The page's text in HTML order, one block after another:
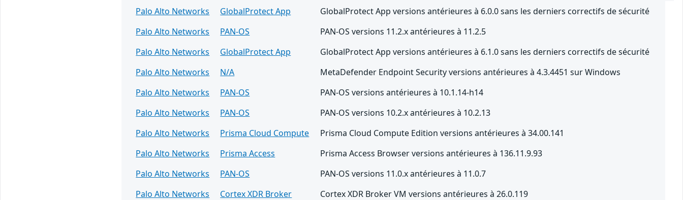
Palo Alto Networks GlobalProtect App
GlobalProtect App versions antérieures à 6.0.0 sans les derniers correctifs de sécurité
Palo Alto Networks
PAN-OS
PAN-OS versions 11.2.x antérieures à 11.2.5
Palo Alto Networks
GlobalProtect App
GlobalProtect App versions antérieures à 6.1.0 sans les derniers correctifs de sécurité
Palo Alto Networks
N/A
MetaDefender Endpoint Security versions antérieures à 4.3.4451 sur Windows
Palo Alto Networks
PAN-OS
PAN-OS versions antérieures à 10.1.14-h14
Palo Alto Networks
PAN-OS
PAN-OS versions 10.2.x antérieures à 10.2.13
Palo Alto Networks
Prisma Cloud Compute
Prisma Cloud Compute Edition versions antérieures à 34.00.141
Palo Alto Networks
Prisma Access
Prisma Access Browser versions antérieures à 136.11.9.93
Palo Alto Networks
PAN-OS
PAN-OS versions 11.0.x antérieures à 11.0.7
Palo Alto Networks
Cortex XDR Broker
Cortex XDR Broker VM versions antérieures à 26.0.119